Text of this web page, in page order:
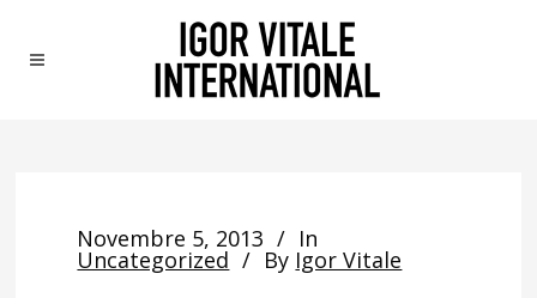
Novembre 5, 2013 In
Uncategorized By Igor Vitale